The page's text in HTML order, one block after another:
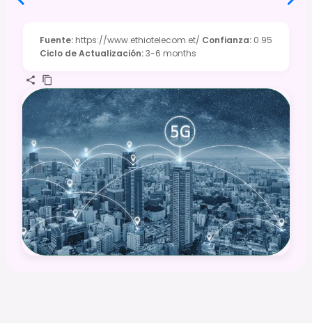
Fuente: https://www.ethiotelecom.et/ Confianza: 0.95
Ciclo de Actualización:3-6 months